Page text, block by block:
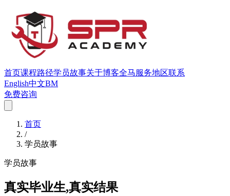
首页课程路径学员故事关于博客全马服务地区联系
English中文BM
免费咨询
首页
/
学员故事
学员故事
真实毕业生,真实结果